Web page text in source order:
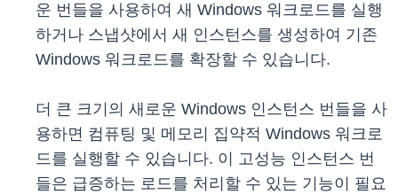
운 번들을 사용하여 새 Windows 워크로드를 실행
하거나 스냅샷에서 새 인스턴스를 생성하여 기존
Windows 워크로드를 확장할 수 있습니다.
더 큰 크기의 새로운 Windows 인스턴스 번들을 사
용하면 컴퓨팅 및 메모리 집약적 Windows 워크로
드를 실행할 수 있습니다. 이 고성능 인스턴스 번
들은 급증하는 로드를 처리할 수 있는 기능이 필요